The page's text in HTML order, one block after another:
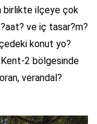
birlikte ilçeye çok
ve iç tasar?m?
konut yo?
2 bölgesinde
verandal?